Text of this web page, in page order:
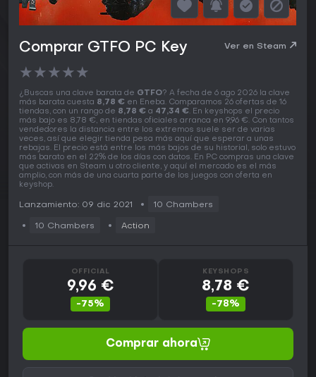
Comprar GTFO PC Key Ver en Steam
★★★★★
¿Buscas una clave barata de GTFO? A fecha de 6 ago 2026 la clave
más barata cuesta 8,78 € en Eneba. Comparamos 26 ofertas de 16
tiendas, con un rango de 8,78 € a 47,34 €. En keyshops el precio
más bajo es 8,78 €, en tiendas oficiales arranca en 9,96 €. Con tantos
vendedores la distancia entre los extremos suele ser de varias
veces, así que elegir tienda pesa más aquí que esperar a unas
rebajas. El precio está entre los más bajos de su historial, solo estuvo
más barato en el 22% de los días con datos. En PC compras una clave
que activas en Steam u otro cliente, y aquí el mercado es el más
amplio, con más de una cuarta parte de los juegos con oferta en
keyshop.
Lanzamiento: 09 dic 2021 10 Chambers
10 Chambers Action
OFFICIAL
9,96 €
-75%
KEYSHOPS
8,78 €
-78%
Comprar ahora